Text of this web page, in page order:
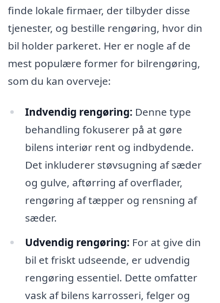
finde lokale firmaer, der tilbyder disse
tjenester, og bestille rengøring, hvor din
bil holder parkeret. Her er nogle af de
mest populære former for bilrengøring,
som du kan overveje:
Indvendig rengøring: Denne type
behandling fokuserer på at gøre
bilens interiør rent og indbydende.
Det inkluderer støvsugning af sæder
og gulve, aftørring af overflader,
rengøring af tæpper og rensning af
sæder.
Udvendig rengøring: For at give din
bil et friskt udseende, er udvendig
rengøring essentiel. Dette omfatter
vask af bilens karrosseri, felger og